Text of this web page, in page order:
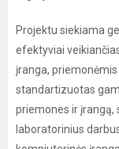
Projektu siekiama
efektyviai
įranga,
standartizuotas
priemones ir įrangą,
laboratorinius